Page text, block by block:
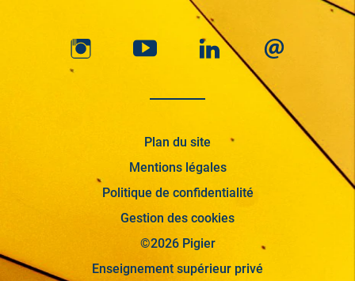
Plan du site
Mentions légales
Politique de confidentialité
Gestion des cookies
©2026 Pigier
Enseignement supérieur privé